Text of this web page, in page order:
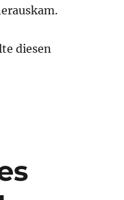
diesen